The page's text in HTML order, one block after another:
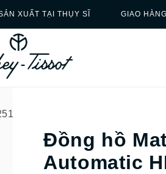
XUẤT TẠI THỤY SĨ GIAO
Đồng hồ
Automatic